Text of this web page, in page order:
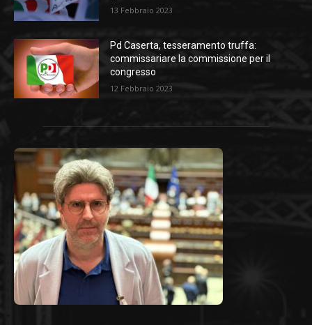
13 Febbraio 2023
Pd Caserta, tesseramento truffa:
commissariare la commissione per il
congresso
12 Febbraio 2023